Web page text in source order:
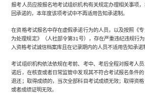
报考人员应按报名地考试组织机构有关规定办理相关事项
回承诺的，本年度该项考试中不再适用告知承诺制。
在资格考试报名中存在虚假承诺行为的人员，以及按照《
为处理规定》（人社部令第31号），存在严重违纪违规行
入资格考试诚信档案库且在记录期内的人员不适用告知承诺
考试组织机构依法依规在考前、考中、考后全程对报考人
诺后，在核查或者日常监管中发现其不符合考试报名条件
退还；取得成绩的，当次全部科目考试成绩无效；取得资
或者成绩证明无效。